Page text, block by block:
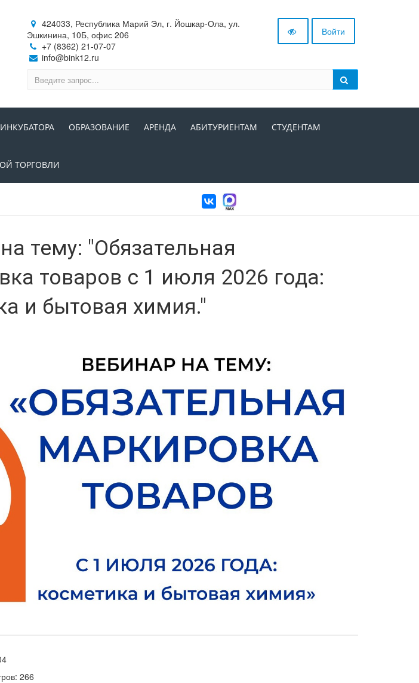
424033, Республика Марий Эл, г. Йошкар-Ола, ул.
Эшкинина, 10Б, офис 206
+7 (8362) 21-07-07
info@bink12.ru
Войти
ОБРАЗОВАНИЕ АРЕНДА АБИТУРИЕНТАМ СТУДЕНТАМ
ТОРГОВЛИ
тему: "Обязательная
товаров с 1 июля 2026 года:
и бытовая химия."
266